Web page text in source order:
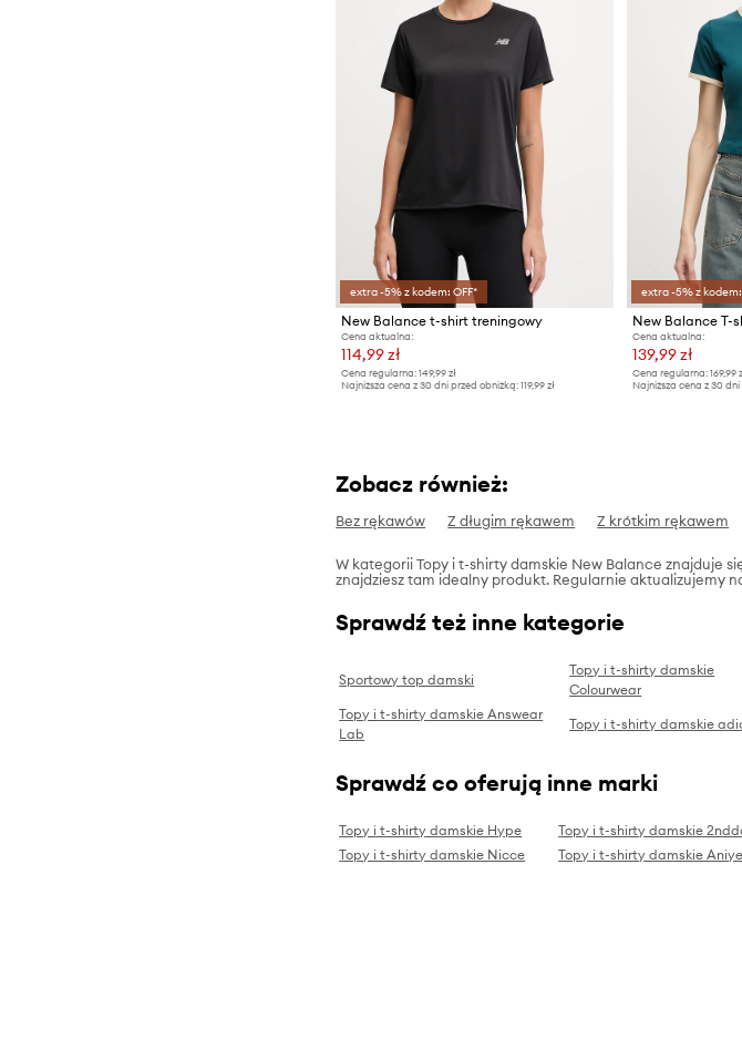
extra -5% z kodem: OFF*
New Balance t-shirt treningowy
Cena aktualna:
114,99 zł
Cena regularna: 149,99 zł
Najniższa cena z 30 dni przed obniżką: 119,99 zł
extra -5% z kodem:
Cena aktualna:
139,99 zł
Cena regularna: 169,99
Najniższa cena z 30
Zobacz również:
Bez rękawów Z długim rękawem Z krótkim rękawem
W kategorii Topy i t-shirty damskie New Balance znajduje
znajdziesz tam idealny produkt. Regularnie aktualizujemy
Sprawdź też inne kategorie
Sportowy top damski
Topy i t-shirty damskie
Colourwear
Topy i t-shirty damskie Answear
Lab
Topy i t-shirty damskie
Sprawdź co oferują inne marki
Topy i t-shirty damskie Hype Topy i t-shirty damskie
Topy i t-shirty damskie Nicce
Topy i t-shirty damskie